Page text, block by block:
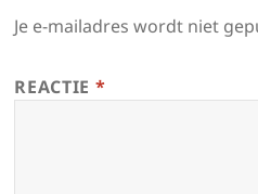
Je e-mailadres wordt niet
REACTIE *